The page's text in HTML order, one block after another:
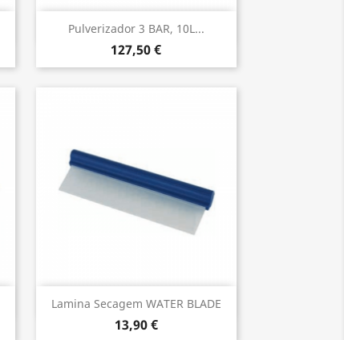
Pulverizador 3 BAR, 10L...
127,50 €
Vista rápida
Lamina Secagem WATER BLADE
13,90 €
Vista rápida